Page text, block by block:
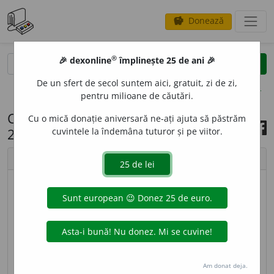
savings Donează
opțiuni
Cuvântul zilei, 12 noiembrie
2022
© imagine
ÎNDĂRĂTNIC , îndărătnicesc, vb.IV.Refl.A stărui cu
încăpățânare într-o atitudine; a se încăpățâna;
🎉 dexonline® împlinește 25 de ani 🎉
De un sfert de secol suntem aici, gratuit, zi de zi,
pentru milioane de căutări.
Cu o mică donație aniversară ne-ați ajuta să păstrăm
cuvintele la îndemâna tuturor și pe viitor.
Am donat deja.